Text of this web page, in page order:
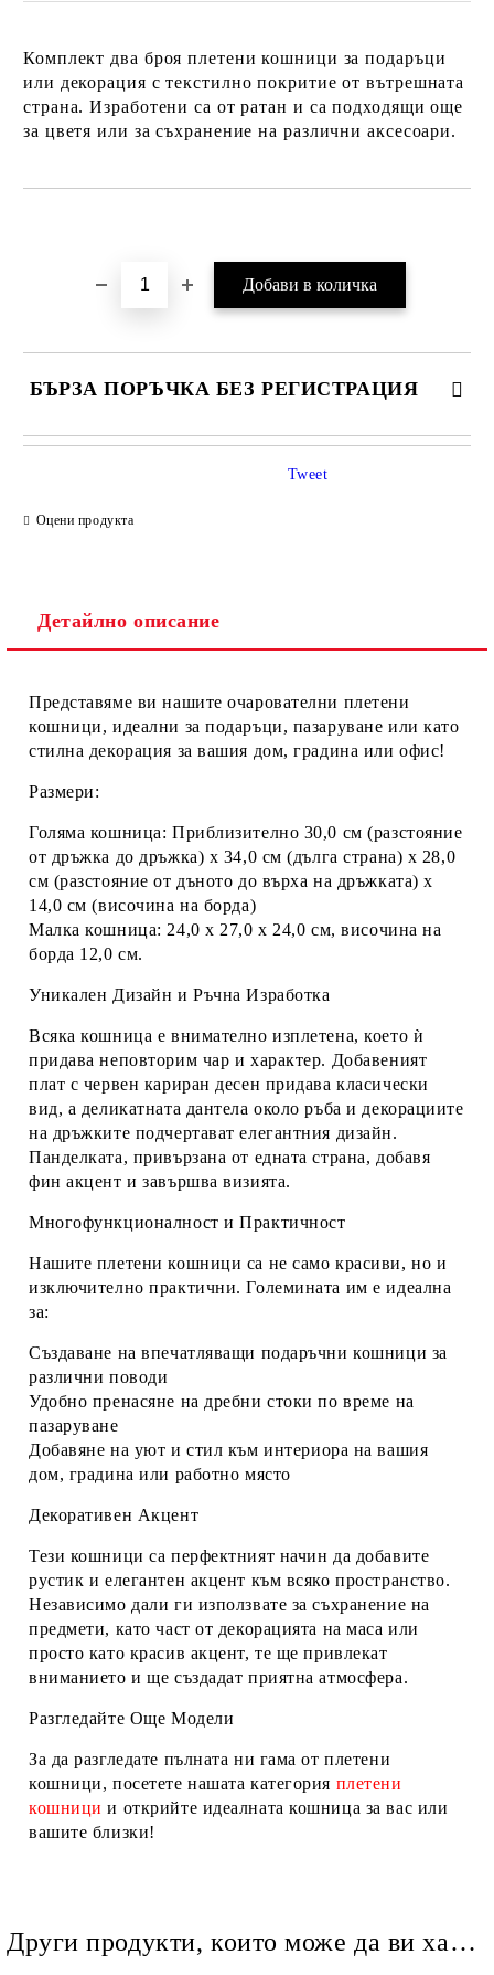
Комплект два броя плетени кошници за подаръци
или декорация с текстилно покритие от вътрешната
страна. Изработени са от ратан и са подходящи още
за цветя или за съхранение на различни аксесоари.
БЪРЗА ПОРЪЧКА БЕЗ РЕГИСТРАЦИЯ
Оцени продукта
Tweet
Детайлно описание
Представяме ви нашите очарователни плетени
кошници, идеални за подаръци, пазаруване или като
стилна декорация за вашия дом, градина или офис!
Размери:
Голяма кошница: Приблизително 30,0 см (разстояние
от дръжка до дръжка) х 34,0 см (дълга страна) х 28,0
см (разстояние от дъното до върха на дръжката) х
14,0 см (височина на борда)
Малка кошница: 24,0 х 27,0 х 24,0 см, височина на
борда 12,0 см.
Уникален Дизайн и Ръчна Изработка
Всяка кошница е внимателно изплетена, което ѝ
придава неповторим чар и характер. Добавеният
плат с червен кариран десен придава класически
вид, а деликатната дантела около ръба и декорациите
на дръжките подчертават елегантния дизайн.
Панделката, привързана от едната страна, добавя
фин акцент и завършва визията.
Многофункционалност и Практичност
Нашите плетени кошници са не само красиви, но и
изключително практични. Големината им е идеална
за:
Създаване на впечатляващи подаръчни кошници за
различни поводи
Удобно пренасяне на дребни стоки по време на
пазаруване
Добавяне на уют и стил към интериора на вашия
дом, градина или работно място
Декоративен Акцент
Тези кошници са перфектният начин да добавите
рустик и елегантен акцент към всяко пространство.
Независимо дали ги използвате за съхранение на
предмети, като част от декорацията на маса или
просто като красив акцент, те ще привлекат
вниманието и ще създадат приятна атмосфера.
Разгледайте Още Модели
За да разгледате пълната ни гама от плетени
кошници, посетете нашата категория плетени
кошници и открийте идеалната кошница за вас или
вашите близки!
Други продукти, които може да ви харесат